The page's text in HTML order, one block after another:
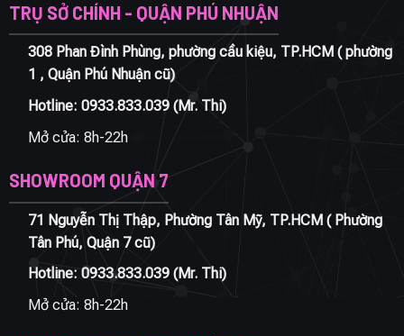
TRỤ SỞ CHÍNH - QUẬN PHÚ NHUẬN
308 Phan Đình Phùng, phường cầu kiệu, TP.HCM ( phường
1 , Quận Phú Nhuận cũ)
Hotline: 0933.833.039(Mr. Thi)
Mở cửa: 8h-22h
SHOWROOM QUẬN 7
71 Nguyễn Thị Thập, Phường Tân Mỹ, TP.HCM ( Phường
Tân Phú, Quận 7 cũ)
Hotline: 0933.833.039(Mr. Thi)
Mở cửa: 8h-22h